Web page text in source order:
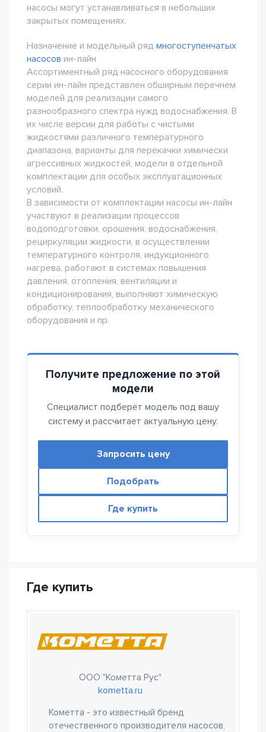
насосы могут устанавливаться в небольших
закрытых помещениях.
Назначение и модельный ряд многоступенчатых
насосов ин-лайн
Ассортиментный ряд насосного оборудования
серии ин-лайн представлен обширным перечнем
моделей для реализации самого
разнообразного спектра нужд водоснабжения. В
их числе версии для работы с чистыми
жидкостями различного температурного
диапазона, варианты для перекачки химически
агрессивных жидкостей, модели в отдельной
комплектации для особых эксплуатационных
условий.
В зависимости от комплектации насосы ин-лайн
участвуют в реализации процессов
водоподготовки, орошения, водоснабжения,
рециркуляции жидкости, в осуществлении
температурного контроля, индукционного
нагрева, работают в системах повышения
давления, отопления, вентиляции и
кондиционирования, выполняют химическую
обработку, теплообработку механического
оборудования и пр.
Получите предложение по этой
модели
Специалист подберёт модель под вашу
систему и рассчитает актуальную цену.
Запросить цену
Подобрать
Где купить
Где купить
ООО "Кометта Рус"
kometta.ru
Кометта - это известный бренд
отечественного производителя насосов,